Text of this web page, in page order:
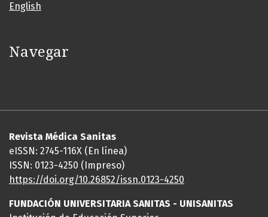
English
Navegar
Revista Médica Sanitas
eISSN: 2745-116X (En línea)
ISSN: 0123-4250 (Impreso)
https://doi.org/10.26852/issn.0123-4250
FUNDACIÓN UNIVERSITARIA SANITAS - UNISANITAS